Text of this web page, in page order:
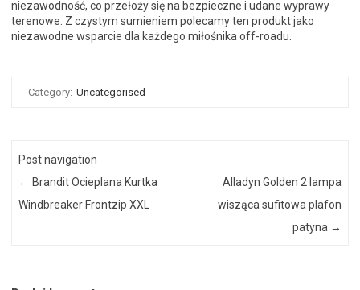
niezawodność, co przełoży się na bezpieczne i udane wyprawy
terenowe. Z czystym sumieniem polecamy ten produkt jako
niezawodne wsparcie dla każdego miłośnika off-roadu.
Category: Uncategorised
Post navigation
← Brandit Ocieplana Kurtka
Windbreaker Frontzip XXL
Alladyn Golden 2 lampa
wisząca sufitowa plafon
patyna →